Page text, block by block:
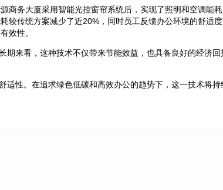
商务大厦采用智能光控窗帘系统后，实现了照明和空调能
较传统方案减少了近20%，同时员工反馈办公环境的舒适
效性。
来看，这种技术不仅带来节能效益，也具备良好的经济
性。在追求绿色低碳和高效办公的趋势下，这一技术将